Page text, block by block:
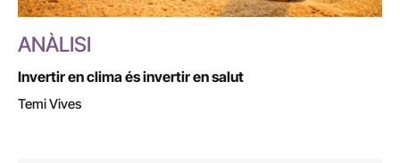
ANÀLISI
Invertir en clima és invertir en salut
Temi Vives